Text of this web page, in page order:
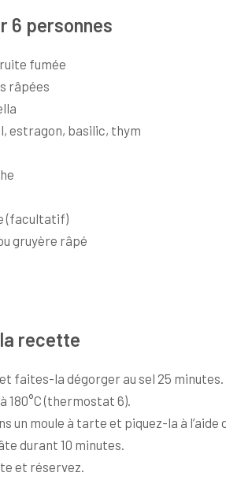
6 personnes
fumée
râpées
estragon, basilic, thym
(facultatif)
gruyère râpé
recette
faites-la dégorger au sel 25 minutes.
180°C (thermostat 6).
un moule à tarte et piquez-la à l’aide
durant 10 minutes.
et réservez.